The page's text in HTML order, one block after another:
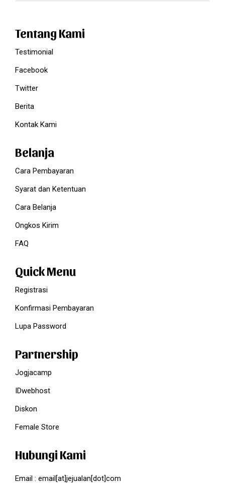
Tentang Kami
Testimonial
Facebook
Twitter
Berita
Kontak Kami
Belanja
Cara Pembayaran
Syarat dan Ketentuan
Cara Belanja
Ongkos Kirim
FAQ
Quick Menu
Registrasi
Konfirmasi Pembayaran
Lupa Password
Partnership
Jogjacamp
IDwebhost
Diskon
Female Store
Hubungi Kami
Email : email[at]jejualan[dot]com